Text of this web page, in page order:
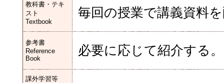
教科書・テキ
スト
Textbook
毎回の授業で講義資料
参考書
Reference
Book
必要に応じて紹介する。
課外学習等